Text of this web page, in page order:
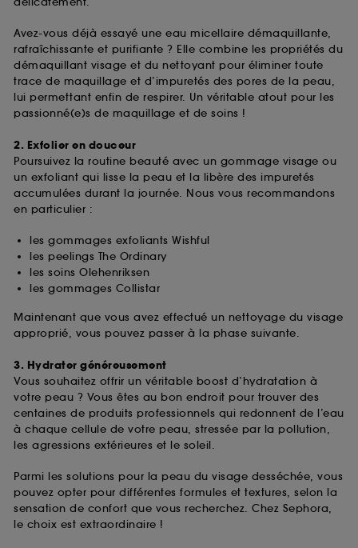
Avez-vous déjà essayé une eau micellaire démaquillante,
rafraîchissante et purifiante ? Elle combine les propriétés du
démaquillant visage et du nettoyant pour éliminer toute
trace de maquillage et d’impuretés des pores de la peau,
lui permettant enfin de respirer. Un véritable atout pour les
passionné(e)s de maquillage et de soins !
2. Exfolier en douceur
Poursuivez la routine beauté avec un gommage visage ou
un exfoliant qui lisse la peau et la libère des impuretés
accumulées durant la journée. Nous vous recommandons
en particulier :
les gommages exfoliants Wishful
les peelings The Ordinary
les soins Olehenriksen
les gommages Collistar
Maintenant que vous avez effectué un nettoyage du visage
approprié, vous pouvez passer à la phase suivante.
3. Hydrater généreusement
Vous souhaitez offrir un véritable boost d’hydratation à
votre peau ? Vous êtes au bon endroit pour trouver des
centaines de produits professionnels qui redonnent de l’eau
à chaque cellule de votre peau, stressée par la pollution,
les agressions extérieures et le soleil.
Parmi les solutions pour la peau du visage desséchée, vous
pouvez opter pour différentes formules et textures, selon la
sensation de confort que vous recherchez. Chez Sephora,
le choix est extraordinaire !